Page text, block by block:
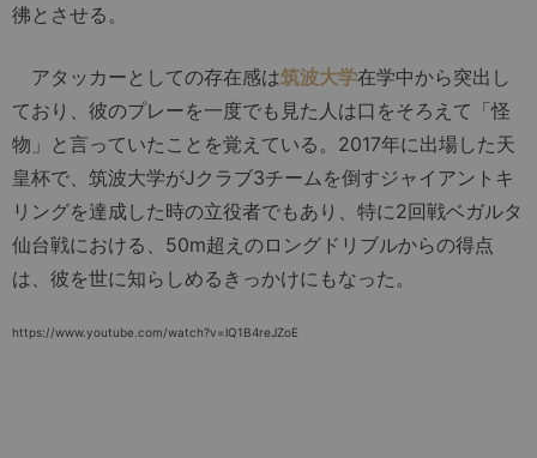
彿とさせる。
アタッカーとしての存在感は筑波大学在学中から突出し
ており、彼のプレーを一度でも見た人は口をそろえて「怪
物」と言っていたことを覚えている。2017年に出場した天
皇杯で、筑波大学がJクラブ3チームを倒すジャイアントキ
リングを達成した時の立役者でもあり、特に2回戦ベガルタ
仙台戦における、50m超えのロングドリブルからの得点
は、彼を世に知らしめるきっかけにもなった。
https://www.youtube.com/watch?v=lQ1B4reJZoE